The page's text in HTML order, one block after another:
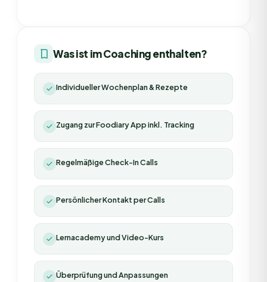
Was ist im Coaching enthalten?
Individueller Wochenplan & Rezepte
Zugang zur Foodiary App inkl. Tracking
Regelmäßige Check-In Calls
Persönlicher Kontakt per Calls
Lernacademy und Video-Kurs
Überprüfung und Anpassungen